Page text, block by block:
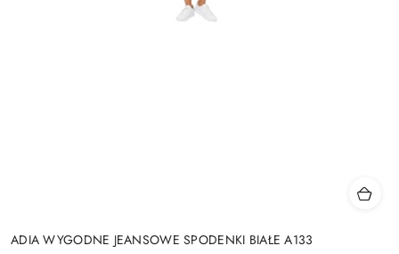
ADIA WYGODNE JEANSOWE SPODENKI BIAŁE A133